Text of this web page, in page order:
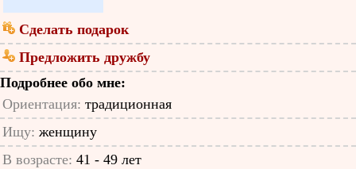
Сделать подарок
Предложить дружбу
Подробнее обо мне:
Ориентация: традиционная
Ищу: женщину
В возрасте: 41 - 49 лет